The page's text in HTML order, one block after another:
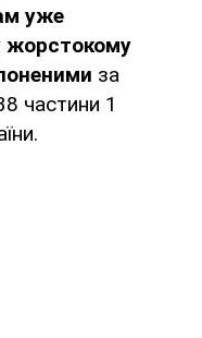
уже
жорстокому
за
частини 1